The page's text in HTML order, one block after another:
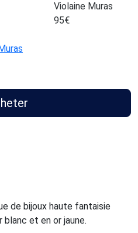
Violaine Muras
95€
de bijoux haute fantaisie
et en or jaune.